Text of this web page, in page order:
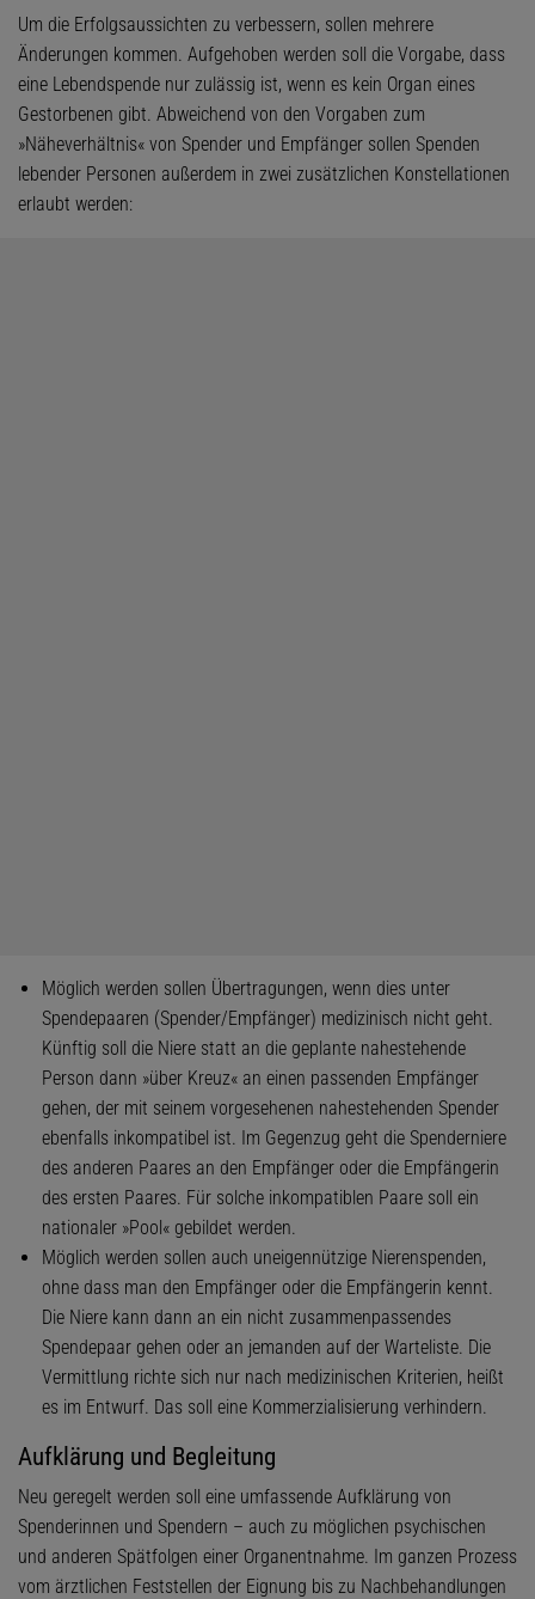
Um die Erfolgsaussichten zu verbessern, sollen mehrere
Änderungen kommen. Aufgehoben werden soll die Vorgabe, dass
eine Lebendspende nur zulässig ist, wenn es kein Organ eines
Gestorbenen gibt. Abweichend von den Vorgaben zum
»Näheverhältnis« von Spender und Empfänger sollen Spenden
lebender Personen außerdem in zwei zusätzlichen Konstellationen
erlaubt werden:
Möglich werden sollen Übertragungen, wenn dies unter
Spendepaaren (Spender/Empfänger) medizinisch nicht geht.
Künftig soll die Niere statt an die geplante nahestehende
Person dann »über Kreuz« an einen passenden Empfänger
gehen, der mit seinem vorgesehenen nahestehenden Spender
ebenfalls inkompatibel ist. Im Gegenzug geht die Spenderniere
des anderen Paares an den Empfänger oder die Empfängerin
des ersten Paares. Für solche inkompatiblen Paare soll ein
nationaler »Pool« gebildet werden.
Möglich werden sollen auch uneigennützige Nierenspenden,
ohne dass man den Empfänger oder die Empfängerin kennt.
Die Niere kann dann an ein nicht zusammenpassendes
Spendepaar gehen oder an jemanden auf der Warteliste. Die
Vermittlung richte sich nur nach medizinischen Kriterien, heißt
es im Entwurf. Das soll eine Kommerzialisierung verhindern.
Aufklärung und Begleitung
Neu geregelt werden soll eine umfassende Aufklärung von
Spenderinnen und Spendern – auch zu möglichen psychischen
und anderen Spätfolgen einer Organentnahme. Im ganzen Prozess
vom ärztlichen Feststellen der Eignung bis zu Nachbehandlungen